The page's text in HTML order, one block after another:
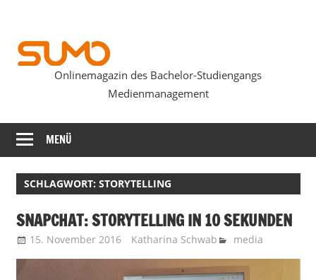
springen
SUMOmag
Onlinemagazin des Bachelor-Studiengangs
Medienmanagement
MENÜ
SCHLAGWORT: STORYTELLING
SNAPCHAT: STORYTELLING IN 10 SEKUNDEN
15. November 2016 Katharina Schwab media